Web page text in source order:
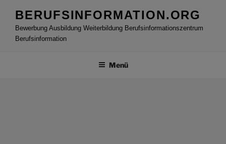
Inhalt
springen
BERUFSINFORMATION.ORG
Bewerbung Ausbildung Weiterbildung Berufsinformationszentrum
Berufsinformation
Menü